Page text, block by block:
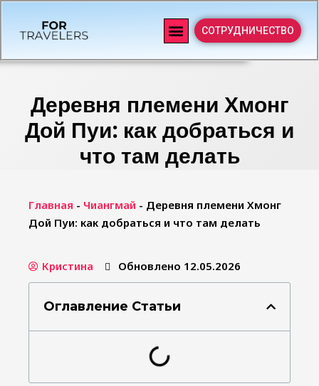
СОТРУДНИЧЕСТВО
Деревня племени Хмонг
Дой Пуи: как добраться и
что там делать
Главная - Чиангмай - Деревня племени Хмонг
Дой Пуи: как добраться и что там делать
Кристина Обновлено 12.05.2026
Оглавление Статьи